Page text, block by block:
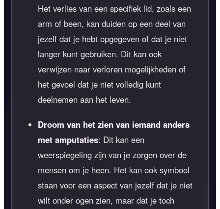
Het verlies van een specifiek lid, zoals een
arm of been, kan duiden op een deel van
jezelf dat je hebt opgegeven of dat je niet
langer kunt gebruiken. Dit kan ook
verwijzen naar verloren mogelijkheden of
het gevoel dat je niet volledig kunt
deelnemen aan het leven.
Droom van het zien van iemand anders
met amputaties: Dit kan een
weerspiegeling zijn van je zorgen over de
mensen om je heen. Het kan ook symbool
staan voor een aspect van jezelf dat je niet
wilt onder ogen zien, maar dat je toch